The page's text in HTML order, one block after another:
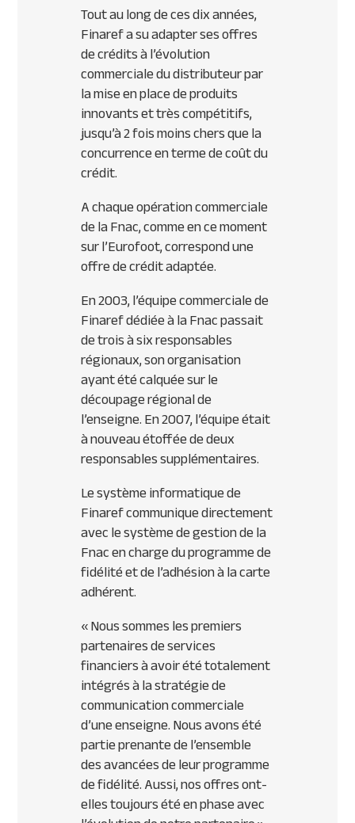
Tout au long de ces dix années,
Finaref a su adapter ses offres
de crédits à l’évolution
commerciale du distributeur par
la mise en place de produits
innovants et très compétitifs,
jusqu’à 2 fois moins chers que la
concurrence en terme de coût du
crédit.
A chaque opération commerciale
de la Fnac, comme en ce moment
sur l’Eurofoot, correspond une
offre de crédit adaptée.
En 2003, l’équipe commerciale de
Finaref dédiée à la Fnac passait
de trois à six responsables
régionaux, son organisation
ayant été calquée sur le
découpage régional de
l’enseigne. En 2007, l’équipe était
à nouveau étoffée de deux
responsables supplémentaires.
Le système informatique de
Finaref communique directement
avec le système de gestion de la
Fnac en charge du programme de
fidélité et de l’adhésion à la carte
adhérent.
« Nous sommes les premiers
partenaires de services
financiers à avoir été totalement
intégrés à la stratégie de
communication commerciale
d’une enseigne. Nous avons été
partie prenante de l’ensemble
des avancées de leur programme
de fidélité. Aussi, nos offres ont-
elles toujours été en phase avec